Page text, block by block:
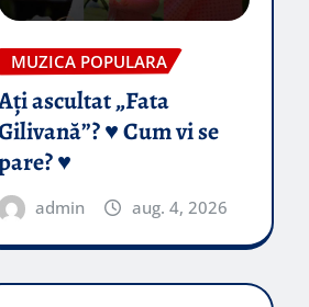
MUZICA POPULARA
ascultat „Fata
♥️ Cum vi se
♥️
admin aug. 4, 2026